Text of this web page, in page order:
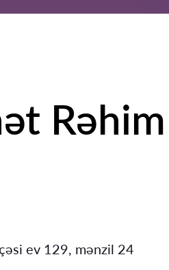
Rəhim
ev 129, mənzil 24